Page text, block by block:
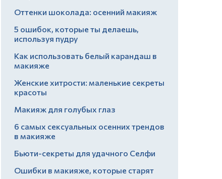
Оттенки шоколада: осенний макияж
5 ошибок, которые ты делаешь,
используя пудру
Как использовать белый карандаш в
макияже
Женские хитрости: маленькие секреты
красоты
Макияж для голубых глаз
6 самых сексуальных осенних трендов
в макияже
Бьюти-секреты для удачного Селфи
Ошибки в макияже, которые старят